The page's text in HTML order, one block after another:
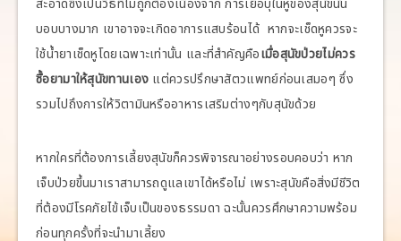
บอบบางมาก เขาอาจจะเกิดอาการแสบร้อนได้ หากจะเช็ดหูควรจะ
ใช้น้ำยาเช็ดหูโดยเฉพาะเท่านั้น และที่สำคัญคือเมื่อสุนัขป่วยไม่ควร
ซื้อยามาให้สุนัขทานเอง แต่ควรปรึกษาสัตวแพทย์ก่อนเสมอๆ ซึ่ง
รวมไปถึงการให้วิตามินหรืออาหารเสริมต่างๆกับสุนัขด้วย
หากใครที่ต้องการเลี้ยงสุนัขก็ควรพิจารณาอย่างรอบคอบว่า หาก
เจ็บป่วยขึ้นมาเราสามารถดูแลเขาได้หรือไม่ เพราะสุนัขคือสิ่งมีชีวิต
ที่ต้องมีโรคภัยไข้เจ็บเป็นของธรรมดา ฉะนั้นควรศึกษาความพร้อม
ก่อนทุกครั้งที่จะนำมาเลี้ยง